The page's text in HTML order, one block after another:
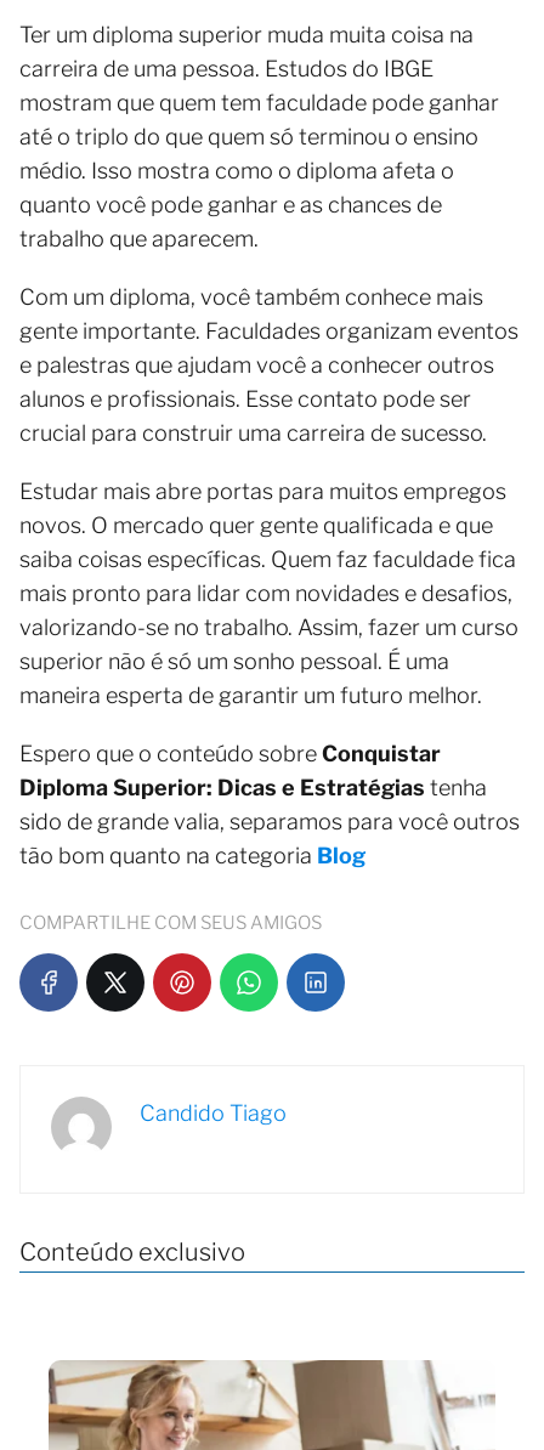
Ter um diploma superior muda muita coisa na
carreira de uma pessoa. Estudos do IBGE
mostram que quem tem faculdade pode ganhar
até o triplo do que quem só terminou o ensino
médio. Isso mostra como o diploma afeta o
quanto você pode ganhar e as chances de
trabalho que aparecem.
Com um diploma, você também conhece mais
gente importante. Faculdades organizam eventos
e palestras que ajudam você a conhecer outros
alunos e profissionais. Esse contato pode ser
crucial para construir uma carreira de sucesso.
Estudar mais abre portas para muitos empregos
novos. O mercado quer gente qualificada e que
saiba coisas específicas. Quem faz faculdade fica
mais pronto para lidar com novidades e desafios,
valorizando-se no trabalho. Assim, fazer um curso
superior não é só um sonho pessoal. É uma
maneira esperta de garantir um futuro melhor.
Espero que o conteúdo sobreConquistar
Diploma Superior: Dicas e Estratégias tenha
sido de grande valia, separamos para você outros
tão bom quanto na categoria Blog
COMPARTILHE COM SEUS AMIGOS
Candido Tiago
Conteúdo exclusivo